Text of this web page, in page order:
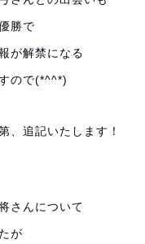
勝で
が解禁になる
ので(*^^*)
、追記いたします！
さんについて
が